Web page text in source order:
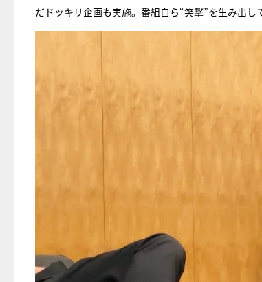
だドッキリ企画も実施。番組自ら“笑撃”を生み出し